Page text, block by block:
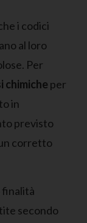
i codici
al loro
Per
chimiche per
in
previsto
corretto
secondo